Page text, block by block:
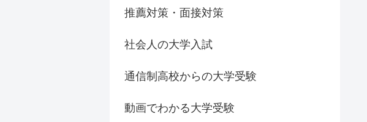
推薦対策・面接対策
社会人の大学入試
通信制高校からの大学受験
動画でわかる大学受験